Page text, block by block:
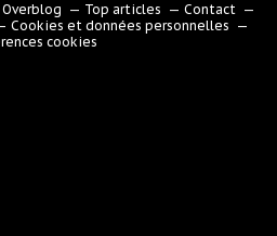
Top articles
Contact
Cookies et données personnelles
cookies